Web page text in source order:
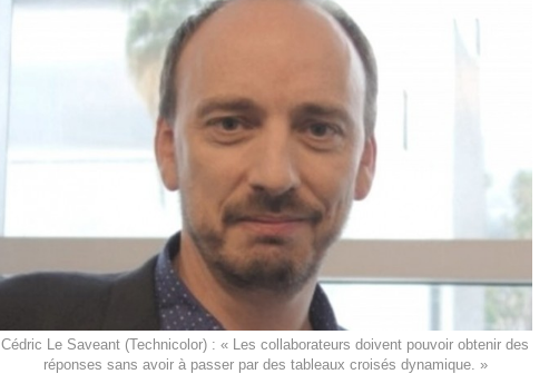
Cédric Le Saveant (Technicolor) : « Les collaborateurs doivent pouvoir obtenir des
réponses sans avoir à passer par des tableaux croisés dynamique. »